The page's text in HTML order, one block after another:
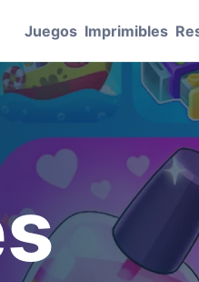
Juegos Imprimibles